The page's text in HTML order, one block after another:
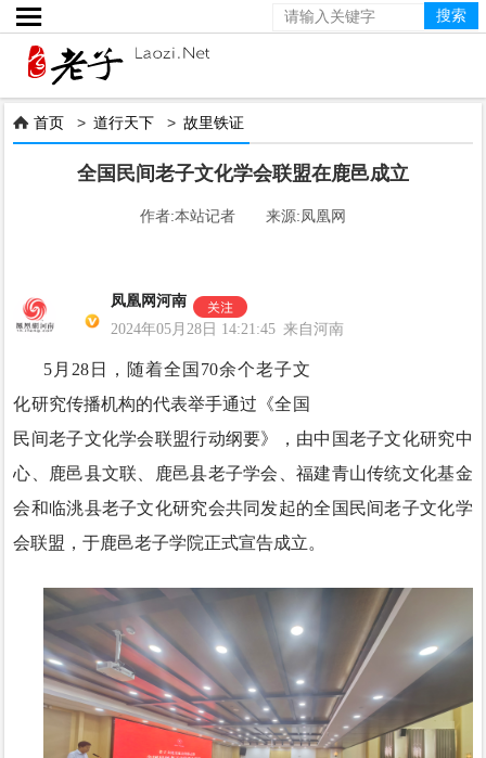

 首页 >道行天下 >故里铁证
全国民间老子文化学会联盟在鹿邑成立
作者:本站记者 来源:凤凰网
凤凰网河南
2024年05月28日 14:21:45 来自河南
5月28日，随着全国70余个老子文
化研究传播机构的代表举手通过《全国
民间老子文化学会联盟行动纲要》，由中国老子文化研究中
心、鹿邑县文联、鹿邑县老子学会、福建青山传统文化基金
会和临洮县老子文化研究会共同发起的全国民间老子文化学
会联盟，于鹿邑老子学院正式宣告成立。